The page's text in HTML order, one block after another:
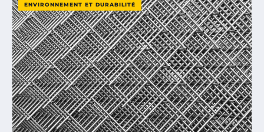
ENVIRONNEMENT ET DURABILITÉ